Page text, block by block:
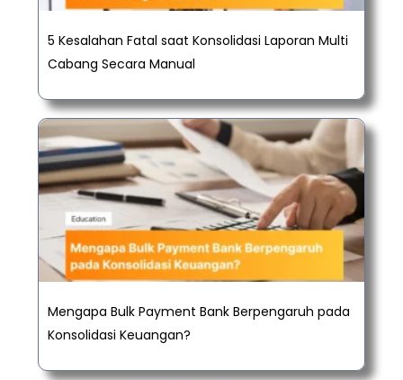
5 Kesalahan Fatal saat Konsolidasi Laporan Multi
Cabang Secara Manual
Mengapa Bulk Payment Bank Berpengaruh pada
Konsolidasi Keuangan?